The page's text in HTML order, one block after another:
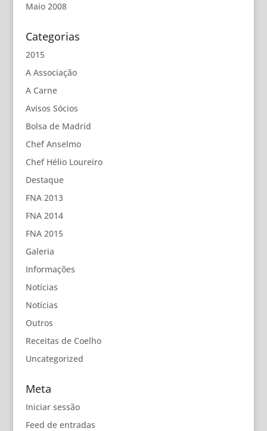
Maio 2008
Categorias
2015
A Associação
A Carne
Avisos Sócios
Bolsa de Madrid
Chef Anselmo
Chef Hélio Loureiro
Destaque
FNA 2013
FNA 2014
FNA 2015
Galeria
Informações
Notícias
Notícias
Outros
Receitas de Coelho
Uncategorized
Meta
Iniciar sessão
Feed de entradas